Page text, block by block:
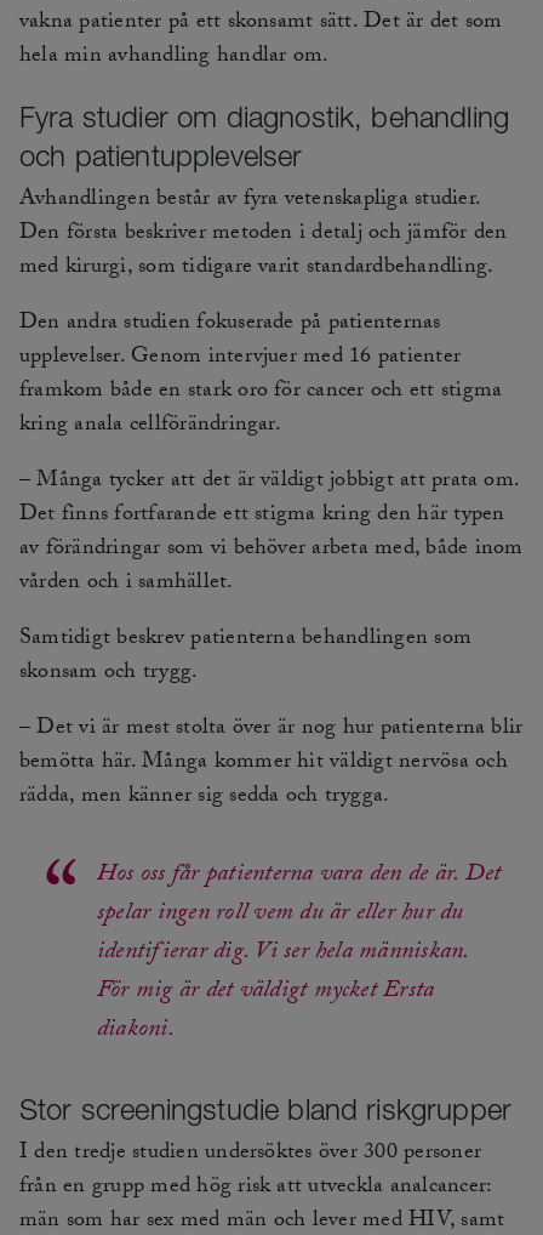
vakna patienter på ett skonsamt sätt. Det är det som
hela min avhandling handlar om.
Fyra studier om diagnostik, behandling
och patientupplevelser
Avhandlingen består av fyra vetenskapliga studier.
Den första beskriver metoden i detalj och jämför den
med kirurgi, som tidigare varit standardbehandling.
Den andra studien fokuserade på patienternas
upplevelser. Genom intervjuer med 16 patienter
framkom både en stark oro för cancer och ett stigma
kring anala cellförändringar.
– Många tycker att det är väldigt jobbigt att prata om.
Det finns fortfarande ett stigma kring den här typen
av förändringar som vi behöver arbeta med, både inom
vården och i samhället.
Samtidigt beskrev patienterna behandlingen som
skonsam och trygg.
– Det vi är mest stolta över är nog hur patienterna blir
bemötta här. Många kommer hit väldigt nervösa och
rädda, men känner sig sedda och trygga.
Hos oss får patienterna vara den de är. Det
spelar ingen roll vem du är eller hur du
identifierar dig. Vi ser hela människan.
För mig är det väldigt mycket Ersta
diakoni.
Stor screeningstudie bland riskgrupper
I den tredje studien undersöktes över 300 personer
från en grupp med hög risk att utveckla analcancer:
män som har sex med män och lever med HIV, samt